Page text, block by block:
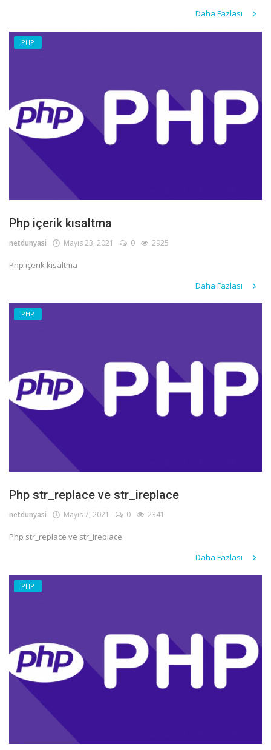
Daha Fazlası
PHP
Php içerik kısaltma
netdunyasi Mayıs 23, 2021 0 2925
Php içerik kısaltma
Daha Fazlası
PHP
Php str_replace ve str_ireplace
netdunyasi Mayıs 7, 2021 0 2341
Php str_replace ve str_ireplace
Daha Fazlası
PHP